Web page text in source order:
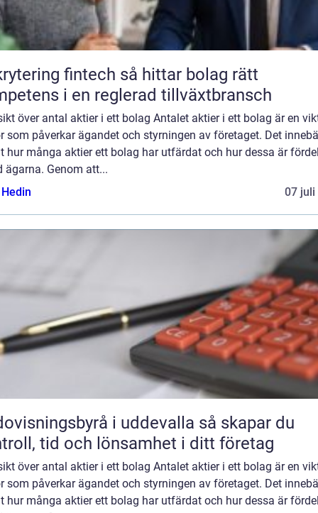
fintech så hittar bolag rätt
i en reglerad tillväxtbransch
över antal aktier i ett bolag Antalet aktier i ett bolag är en
som påverkar ägandet och styrningen av företaget. Det
hur många aktier ett bolag har utfärdat och hur dessa är
ägarna. Genom att...
07 juli
i uddevalla så skapar du
tid och lönsamhet i ditt företag
över antal aktier i ett bolag Antalet aktier i ett bolag är en
som påverkar ägandet och styrningen av företaget. Det
hur många aktier ett bolag har utfärdat och hur dessa är